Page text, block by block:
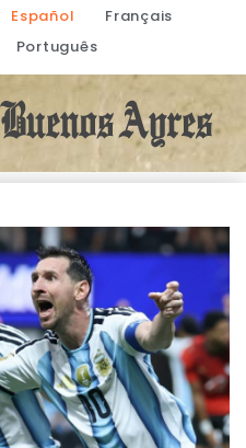
Español
Français
Português